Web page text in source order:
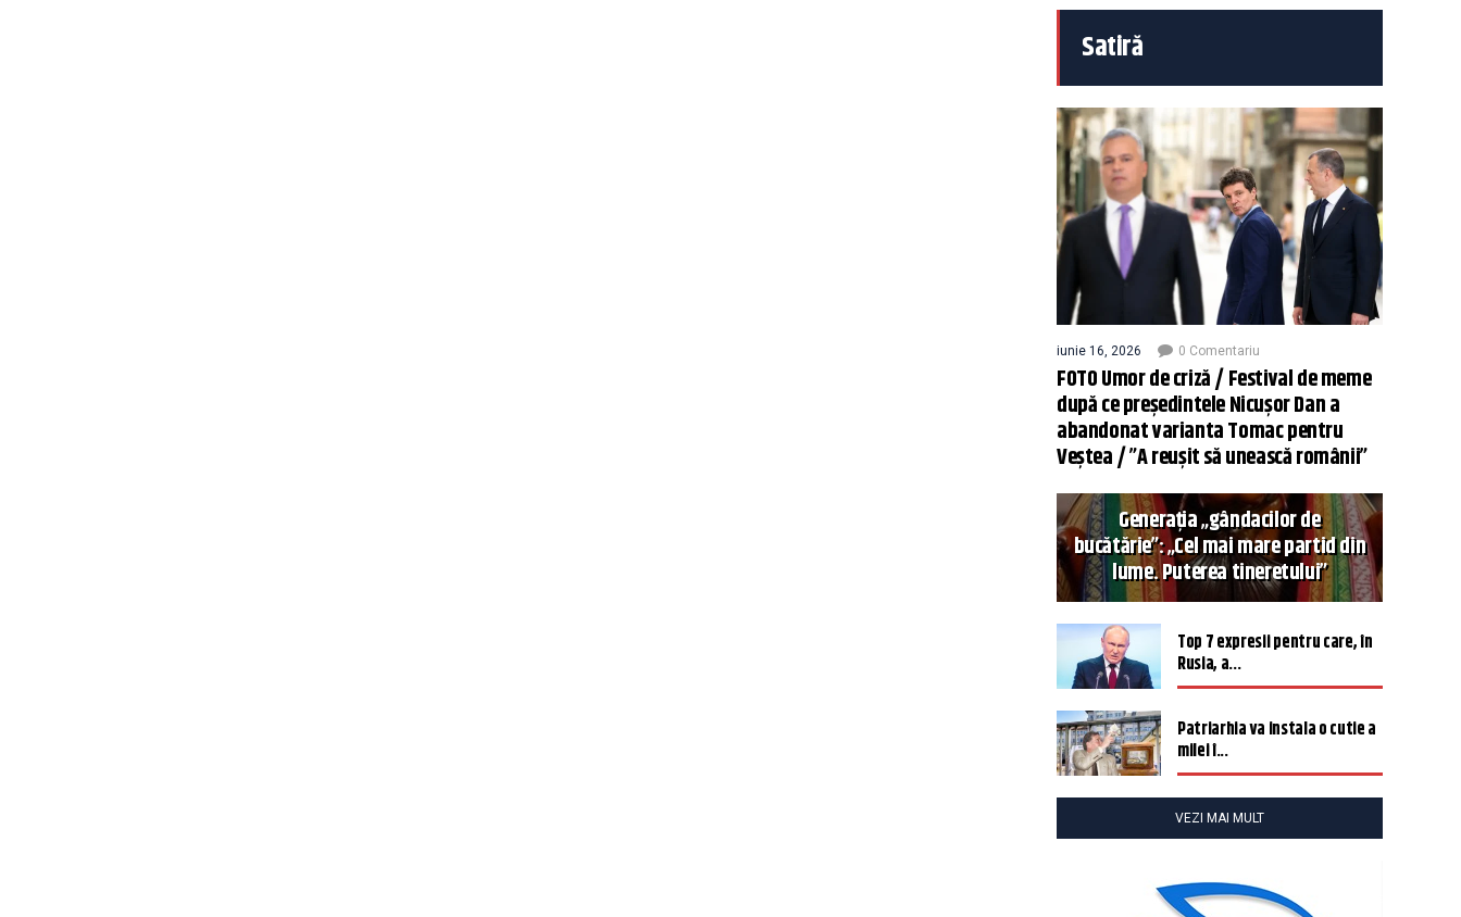
Satiră
iunie 16, 2026 0 Comentariu
FOTO Umor de criză / Festival de meme
după ce președintele Nicușor Dan a
abandonat varianta Tomac pentru
Veștea / ”A reușit să unească românii”
Generația „gândacilor de
bucătărie”: „Cel mai mare partid din
lume. Puterea tineretului”
Top 7 expresii pentru care, în
Rusia, a...
Patriarhia va instala o cutie a
milei î...
VEZI MAI MULT